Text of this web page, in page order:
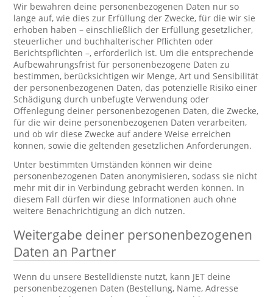
Wir bewahren deine personenbezogenen Daten nur so
lange auf, wie dies zur Erfüllung der Zwecke, für die wir sie
erhoben haben – einschließlich der Erfüllung gesetzlicher,
steuerlicher und buchhalterischer Pflichten oder
Berichtspflichten –, erforderlich ist. Um die entsprechende
Aufbewahrungsfrist für personenbezogene Daten zu
bestimmen, berücksichtigen wir Menge, Art und Sensibilität
der personenbezogenen Daten, das potenzielle Risiko einer
Schädigung durch unbefugte Verwendung oder
Offenlegung deiner personenbezogenen Daten, die Zwecke,
für die wir deine personenbezogenen Daten verarbeiten,
und ob wir diese Zwecke auf andere Weise erreichen
können, sowie die geltenden gesetzlichen Anforderungen.
Unter bestimmten Umständen können wir deine
personenbezogenen Daten anonymisieren, sodass sie nicht
mehr mit dir in Verbindung gebracht werden können. In
diesem Fall dürfen wir diese Informationen auch ohne
weitere Benachrichtigung an dich nutzen.
Weitergabe deiner personenbezogenen
Daten an Partner
Wenn du unsere Bestelldienste nutzt, kann JET deine
personenbezogenen Daten (Bestellung, Name, Adresse